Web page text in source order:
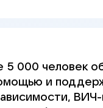
5 000 человек
и